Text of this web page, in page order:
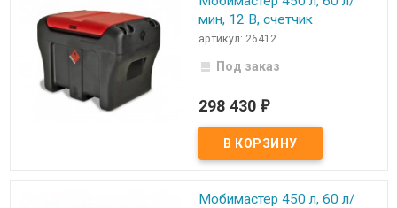
мин, 12 В, счетчик
артикул: 26412
Под заказ
298 430 ₽
Мобимастер 450 л, 60 л/